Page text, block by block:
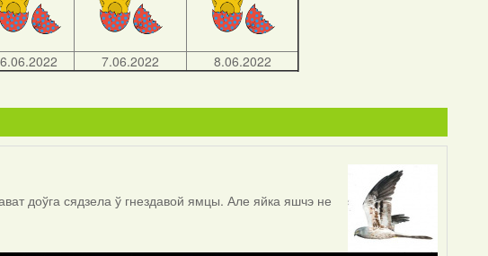
6.06.2022 7.06.2022
8.06.2022
доўга сядзела ў гнездавой ямцы. Але яйка яшчэ не